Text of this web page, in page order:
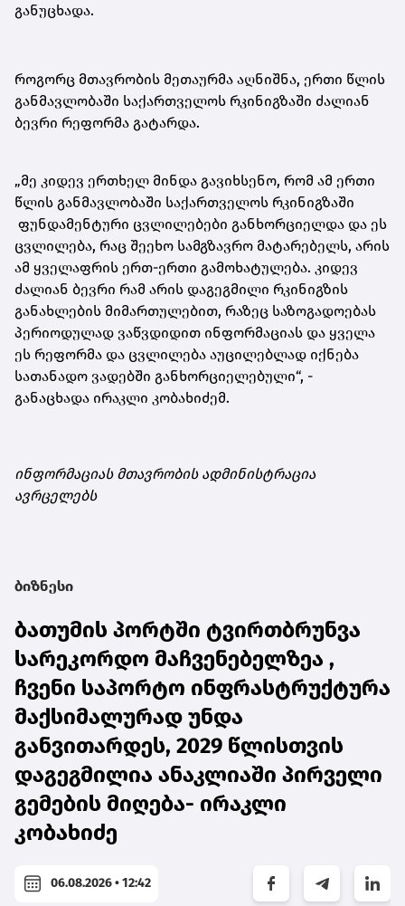
განუცხადა.
როგორც მთავრობის მეთაურმა აღნიშნა, ერთი წლის
განმავლობაში საქართველოს რკინიგზაში ძალიან
ბევრი რეფორმა გატარდა.
„მე კიდევ ერთხელ მინდა გავიხსენო, რომ ამ ერთი
წლის განმავლობაში საქართველოს რკინიგზაში
ფუნდამენტური ცვლილებები განხორციელდა და ეს
ცვლილება, რაც შეეხო სამგზავრო მატარებელს, არის
ამ ყველაფრის ერთ-ერთი გამოხატულება. კიდევ
ძალიან ბევრი რამ არის დაგეგმილი რკინიგზის
განახლების მიმართულებით, რაზეც საზოგადოებას
პერიოდულად ვაწვდიდით ინფორმაციას და ყველა
ეს რეფორმა და ცვლილება აუცილებლად იქნება
სათანადო ვადებში განხორციელებული“, -
განაცხადა ირაკლი კობახიძემ.
ინფორმაციას მთავრობის ადმინისტრაცია
ავრცელებს
ბიზნესი
ბათუმის პორტში ტვირთბრუნვა
სარეკორდო მაჩვენებელზეა ,
ჩვენი საპორტო ინფრასტრუქტურა
მაქსიმალურად უნდა
განვითარდეს, 2029 წლისთვის
დაგეგმილია ანაკლიაში პირველი
გემების მიღება- ირაკლი
კობახიძე
06.08.2026 • 12:42